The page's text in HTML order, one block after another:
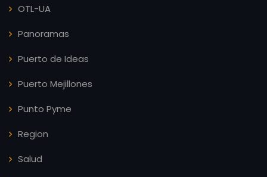
OTL-UA
Panoramas
Puerto de Ideas
Puerto Mejillones
Punto Pyme
Region
Salud